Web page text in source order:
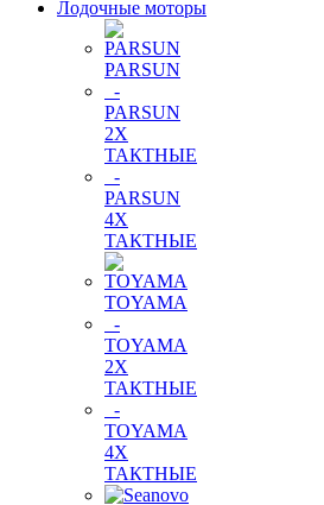
Лодочные моторы
PARSUN
-
PARSUN
2Х
ТАКТНЫЕ
-
PARSUN
4Х
ТАКТНЫЕ
TOYAMA
-
TOYAMA
2Х
ТАКТНЫЕ
-
TOYAMA
4Х
ТАКТНЫЕ